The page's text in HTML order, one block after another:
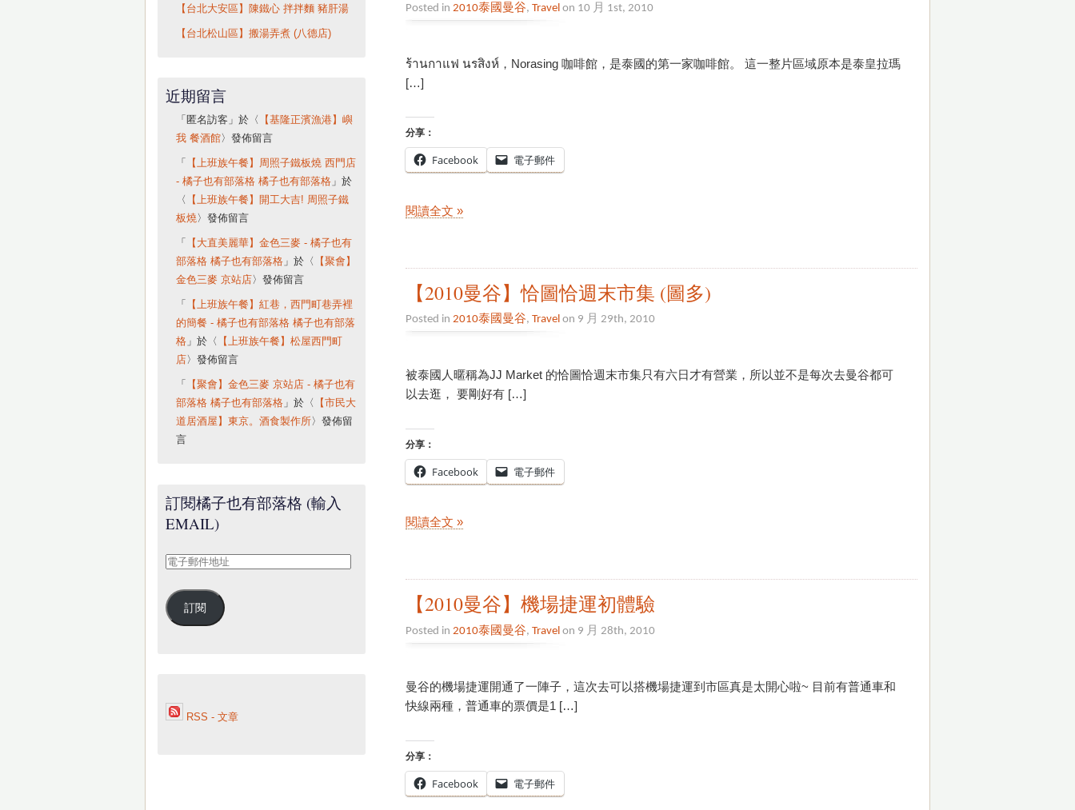
Posted in 2010泰國曼谷, Travel on 10 月 1st, 2010
ร้านกาแฟ นรสิงห์，Norasing 咖啡館，是泰國的第一家咖啡館。 這一整片區域原本是泰皇拉瑪
[…]
分享：
Facebook 電子郵件
閱讀全文 »
【2010曼谷】恰圖恰週末市集 (圖多)
Posted in 2010泰國曼谷, Travelon 9 月 29th, 2010
被泰國人暱稱為JJ Market 的恰圖恰週末市集只有六日才有營業，所以並不是每次去曼谷都可
以去逛， 要剛好有 […]
分享：
Facebook 電子郵件
閱讀全文 »
【2010曼谷】機場捷運初體驗
Posted in 2010泰國曼谷, Travel on 9 月 28th, 2010
曼谷的機場捷運開通了一陣子，這次去可以搭機場捷運到市區真是太開心啦~ 目前有普通車和
快線兩種，普通車的票價是1 […]
分享：
Facebook 電子郵件
【台北大安區】陳鐵心 拌拌麵 豬肝湯
【台北松山區】搬湯弄煮 (八德店)
近期留言
「 匿名訪客 」於〈
【基隆正濱漁港】嶼
我 餐酒館〉發佈留言
「
【上班族午餐】周照子鐵板燒 西門店
- 橘子也有部落格 橘子也有部落格」於
〈
【上班族午餐】開工大吉! 周照子鐵
板燒〉發佈留言
「
【大直美麗華】金色三麥 - 橘子也有
部落格 橘子也有部落格」於〈
【聚會】
金色三麥 京站店 〉發佈留言
「
【上班族午餐】紅巷，西門町巷弄裡
的簡餐 - 橘子也有部落格 橘子也有部落
格」於〈
【上班族午餐】松屋西門町
店 〉發佈留言
「
【聚會】金色三麥 京站店 - 橘子也有
部落格 橘子也有部落格」於〈
【市民大
道居酒屋】東京。酒食製作所〉發佈留
言
訂閱橘子也有部落格 (輸入
EMAIL)
電
郵
件
訂閱
RSS - 文章